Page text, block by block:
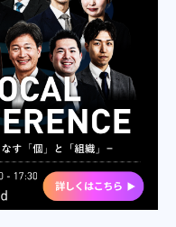
1 山嘉ビル3F
の内二重橋ビル2F
All Rights Reserved.